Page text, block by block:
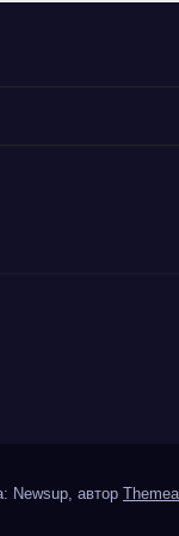
Newsup, автор